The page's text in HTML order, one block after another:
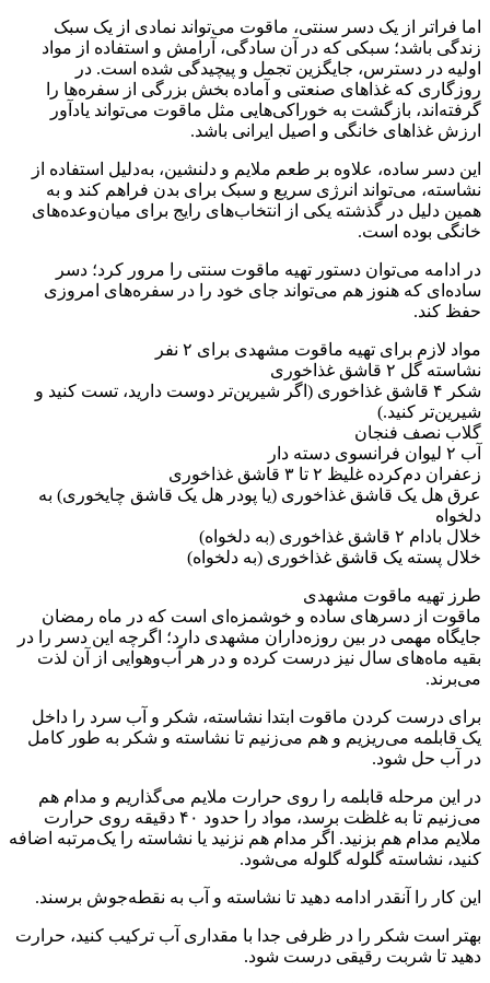
اما فراتر از یک دسر سنتی، ماقوت می‌تواند نمادی از یک سبک
زندگی باشد؛ سبکی که در آن سادگی، آرامش و استفاده از مواد
اولیه در دسترس، جایگزین تجمل و پیچیدگی شده است. در
روزگاری که غذاهای صنعتی و آماده بخش بزرگی از سفره‌ها را
گرفته‌اند، بازگشت به خوراکی‌هایی مثل ماقوت می‌تواند یادآور
ارزش غذاهای خانگی و اصیل ایرانی باشد.
این دسر ساده، علاوه بر طعم ملایم و دلنشین، به‌دلیل استفاده از
نشاسته، می‌تواند انرژی سریع و سبک برای بدن فراهم کند و به
همین دلیل در گذشته یکی از انتخاب‌های رایج برای میان‌وعده‌های
خانگی بوده است.
در ادامه می‌توان دستور تهیه ماقوت سنتی را مرور کرد؛ دسر
ساده‌ای که هنوز هم می‌تواند جای خود را در سفره‌های امروزی
حفظ کند.
مواد لازم برای تهیه ماقوت مشهدی برای ۲ نفر
نشاسته گل ۲ قاشق غذاخوری
شکر ۴ قاشق غذاخوری (اگر شیرین‌تر دوست دارید، تست کنید و
شیرین‌تر کنید.)
گلاب نصف فنجان
آب ۲ لیوان فرانسوی دسته دار
زعفران دم‌کرده غلیظ ۲ تا ۳ قاشق غذاخوری
عرق هل یک قاشق غذاخوری (یا پودر هل یک قاشق چایخوری) به
دلخواه
خلال بادام ۲ قاشق غذاخوری (به دلخواه)
خلال پسته یک قاشق غذاخوری (به دلخواه)
طرز تهیه ماقوت مشهدی
ماقوت از دسرهای ساده و خوشمزه‌ای است که در ماه رمضان
جایگاه مهمی در بین روزه‌داران مشهدی دارد؛ اگرچه این دسر را در
بقیه ماه‌های سال نیز درست کرده و در هر آب‌وهوایی از آن لذت
می‌برند.
برای درست کردن ماقوت ابتدا نشاسته، شکر و آب سرد را داخل
یک قابلمه می‌ریزیم و هم می‌زنیم تا نشاسته و شکر به طور کامل
در آب حل شود.
در این مرحله قابلمه را روی حرارت ملایم می‌گذاریم و مدام هم
می‌زنیم تا به غلظت برسد، مواد را حدود ۴۰ دقیقه روی حرارت
ملایم مدام هم بزنید. اگر مدام هم نزنید یا نشاسته را یک‌مرتبه اضافه
کنید، نشاسته گلوله گلوله می‌شود.
این کار را آنقدر ادامه دهید تا نشاسته و آب به نقطه‌جوش برسند.
بهتر است شکر را در ظرفی جدا با مقداری آب ترکیب کنید، حرارت
دهید تا شربت رقیقی درست شود.